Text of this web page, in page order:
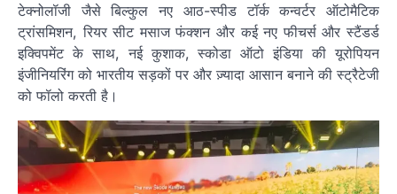
टेक्नोलॉजी जैसे बिल्कुल नए आठ-स्पीड टॉर्क कन्वर्टर ऑटोमैटिक
ट्रांसमिशन, रियर सीट मसाज फंक्शन और कई नए फीचर्स और स्टैंडर्ड
इक्विपमेंट के साथ, नई कुशाक, स्कोडा ऑटो इंडिया की यूरोपियन
इंजीनियरिंग को भारतीय सड़कों पर और ज़्यादा आसान बनाने की स्ट्रैटेजी
को फॉलो करती है।